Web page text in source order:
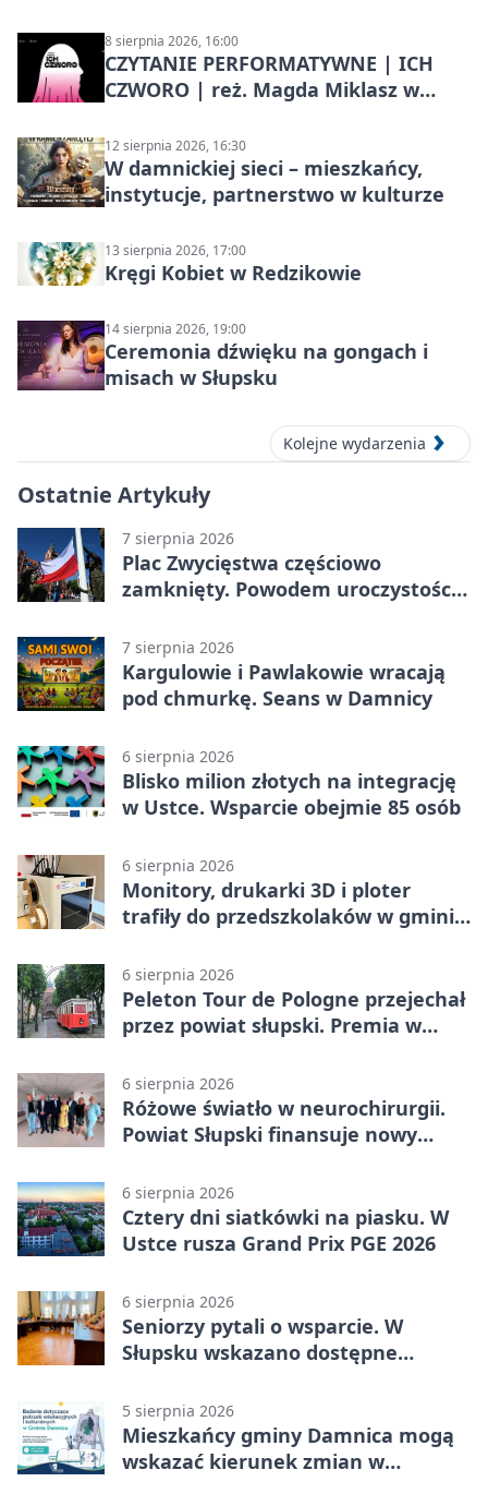
8 sierpnia 2026, 16:00
CZYTANIE PERFORMATYWNE | ICH
CZWORO | reż. Magda Miklasz w
12 sierpnia 2026, 16:30
W damnickiej sieci – mieszkańcy,
instytucje, partnerstwo w kulturze
13 sierpnia 2026, 17:00
Kręgi Kobiet w Redzikowie
14 sierpnia 2026, 19:00
Ceremonia dźwięku na gongach i
misach w Słupsku
Kolejne wydarzenia
Ostatnie Artykuły
7 sierpnia 2026
Plac Zwycięstwa częściowo
zamknięty. Powodem uroczystości
7 sierpnia 2026
Kargulowie i Pawlakowie wracają
pod chmurkę. Seans w Damnicy
6 sierpnia 2026
Blisko milion złotych na integrację
w Ustce. Wsparcie obejmie 85 osób
6 sierpnia 2026
Monitory, drukarki 3D i ploter
trafiły do przedszkolaków w gminie
6 sierpnia 2026
Peleton Tour de Pologne przejechał
przez powiat słupski. Premia w
6 sierpnia 2026
Różowe światło w neurochirurgii.
Powiat Słupski finansuje nowy
6 sierpnia 2026
Cztery dni siatkówki na piasku. W
Ustce rusza Grand Prix PGE 2026
6 sierpnia 2026
Seniorzy pytali o wsparcie. W
Słupsku wskazano dostępne
5 sierpnia 2026
Mieszkańcy gminy Damnica mogą
wskazać kierunek zmian w